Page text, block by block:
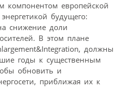
компонентом европейской
будущего:
снижение доли
В этом плане
должны
годы к существенным
обновить и
приближая их к